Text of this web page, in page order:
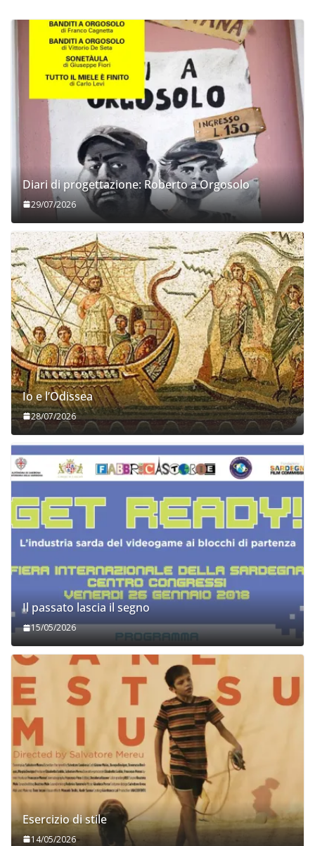
Diari di progettazione: Roberto a Orgosolo
29/07/2026
Io e l’Odissea
28/07/2026
Il passato lascia il segno
15/05/2026
Esercizio di stile
14/05/2026